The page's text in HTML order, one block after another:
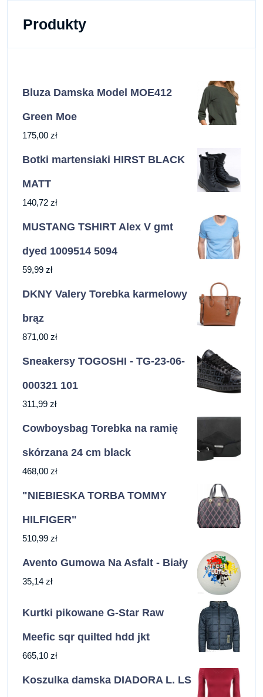
Produkty
Bluza Damska Model MOE412
Green Moe
175,00 zł
Botki martensiaki HIRST BLACK
MATT
140,72 zł
MUSTANG TSHIRT Alex V gmt
dyed 1009514 5094
59,99 zł
DKNY Valery Torebka karmelowy
brąz
871,00 zł
Sneakersy TOGOSHI - TG-23-06-
000321 101
311,99 zł
Cowboysbag Torebka na ramię
skórzana 24 cm black
468,00 zł
"NIEBIESKA TORBA TOMMY
HILFIGER"
510,99 zł
Avento Gumowa Na Asfalt - Biały
35,14 zł
Kurtki pikowane G-Star Raw
Meefic sqr quilted hdd jkt
665,10 zł
Koszulka damska DIADORA L. LS